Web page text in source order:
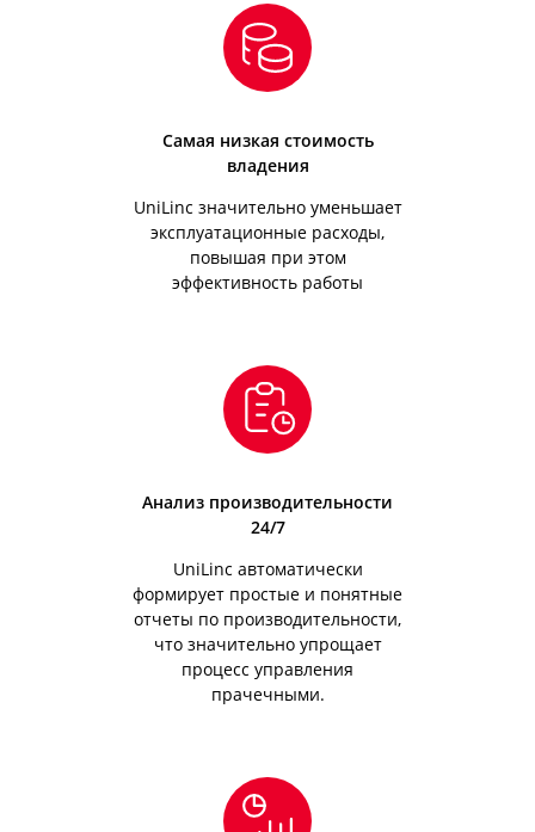
Самая низкая стоимость
владения
UniLinc значительно уменьшает
эксплуатационные расходы,
повышая при этом
эффективность работы
Анализ производительности
24/7
UniLinc автоматически
формирует простые и понятные
отчеты по производительности,
что значительно упрощает
процесс управления
прачечными.